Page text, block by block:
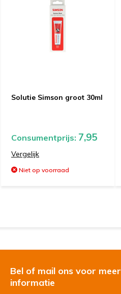
Solutie Simson groot 30ml
Consumentprijs: 7,95
Vergelijk
Niet op voorraad
Bel of mail ons voor meer
informatie